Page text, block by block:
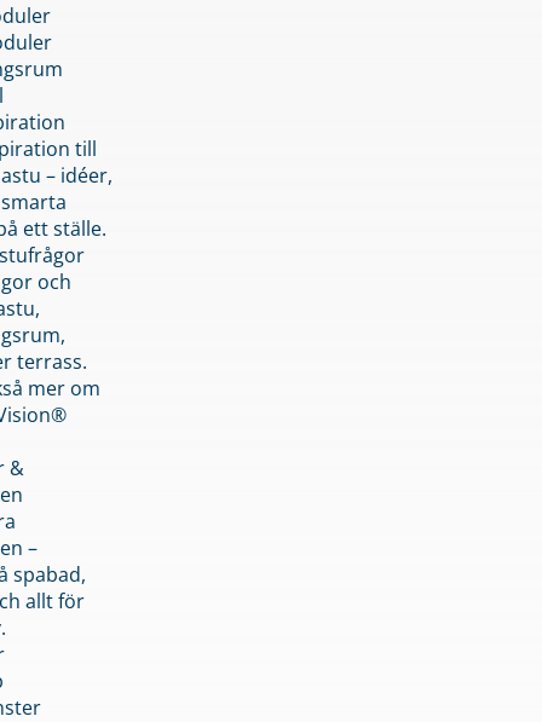
till
– idéer,
ett ställe.
och
terrass.
mer om
&
–
spabad,
allt för